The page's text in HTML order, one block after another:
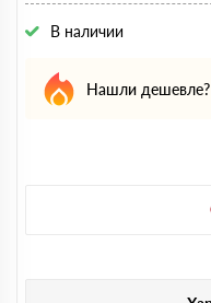
В наличии
Нашли